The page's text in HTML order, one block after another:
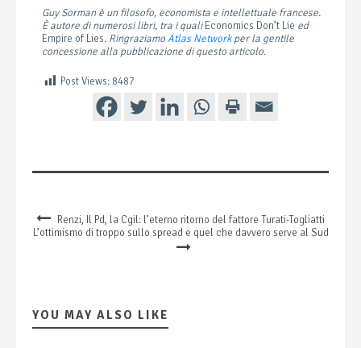
Guy Sorman è un filosofo, economista e intellettuale francese.
È autore di numerosi libri, tra i quali Economics Don’t Lie ed
Empire of Lies. RingraziamoAtlas Networkper la gentile
concessione alla pubblicazione di questo articolo.
Post Views: 8487
Renzi, Il Pd, la Cgil: l’eterno ritorno del fattore Turati-Togliatti
L’ottimismo di troppo sullo spread e quel che davvero serve al Sud
YOU MAY ALSO LIKE